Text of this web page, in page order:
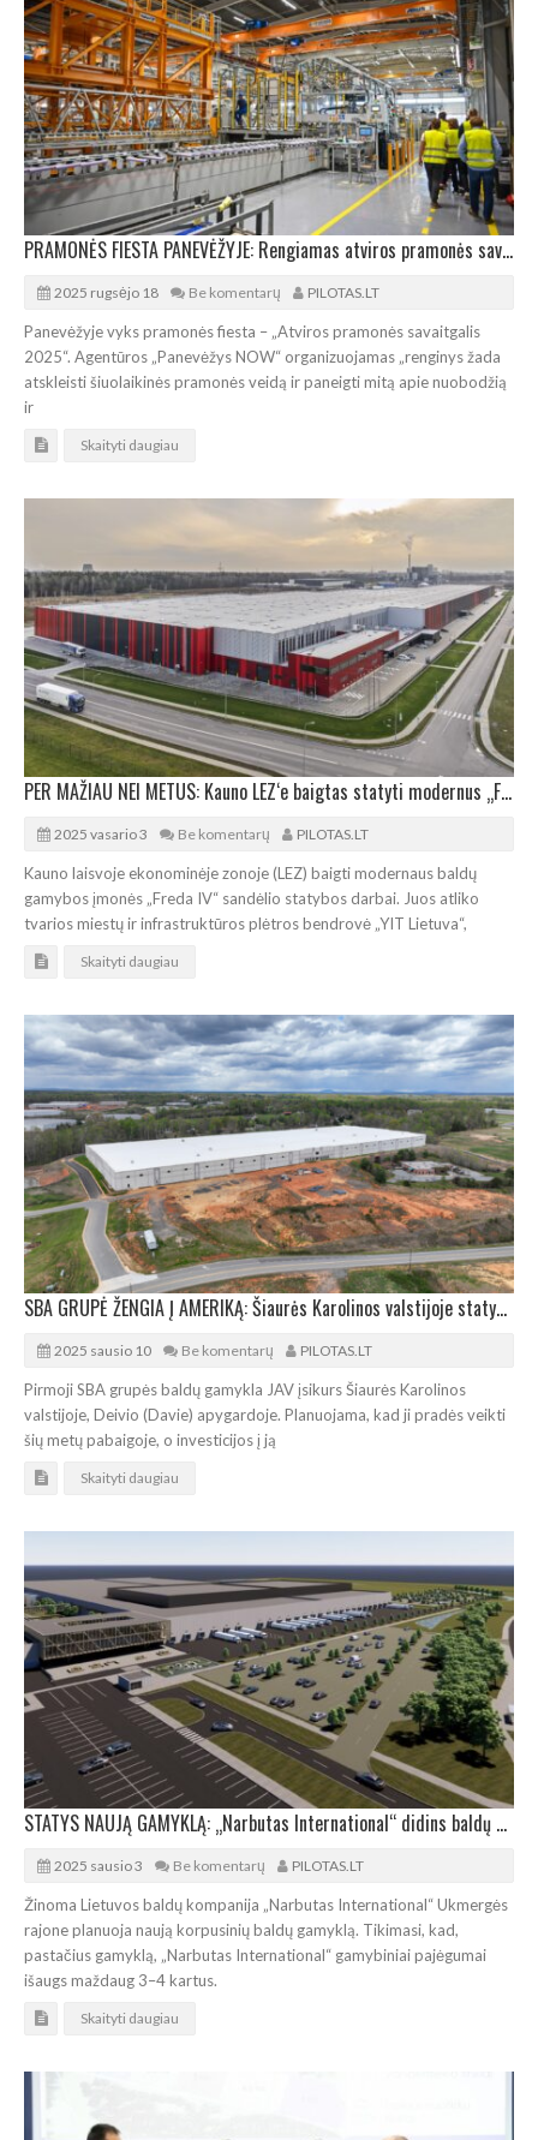
PRAMONĖS FIESTA PANEVĖŽYJE: Rengiamas atviros pramonės savaitgalis 2025
2025 rugsėjo 18 Be komentarų PILOTAS.LT
Panevėžyje vyks pramonės fiesta – „Atviros pramonės savaitgalis
2025“. Agentūros „Panevėžys NOW“ organizuojamas „renginys žada
atskleisti šiuolaikinės pramonės veidą ir paneigti mitą apie nuobodžią
ir
Skaityti daugiau
PER MAŽIAU NEI METUS: Kauno LEZ‘e baigtas statyti modernus „Freda IV“ sandėlis
2025 vasario 3 Be komentarų PILOTAS.LT
Kauno laisvoje ekonominėje zonoje (LEZ) baigti modernaus baldų
gamybos įmonės „Freda IV“ sandėlio statybos darbai. Juos atliko
tvarios miestų ir infrastruktūros plėtros bendrovė „YIT Lietuva“,
Skaityti daugiau
SBA GRUPĖ ŽENGIA Į AMERIKĄ: Šiaurės Karolinos valstijoje statys baldų gamyklą
2025 sausio 10 Be komentarų PILOTAS.LT
Pirmoji SBA grupės baldų gamykla JAV įsikurs Šiaurės Karolinos
valstijoje, Deivio (Davie) apygardoje. Planuojama, kad ji pradės veikti
šių metų pabaigoje, o investicijos į ją
Skaityti daugiau
STATYS NAUJĄ GAMYKLĄ: „Narbutas International“ didins baldų gamybos apsukas
2025 sausio 3 Be komentarų PILOTAS.LT
Žinoma Lietuvos baldų kompanija „Narbutas International“ Ukmergės
rajone planuoja naują korpusinių baldų gamyklą. Tikimasi, kad,
pastačius gamyklą, „Narbutas International“ gamybiniai pajėgumai
išaugs maždaug 3–4 kartus.
Skaityti daugiau